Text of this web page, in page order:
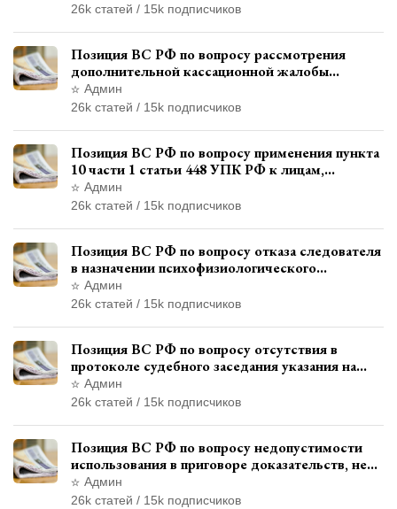
26k статей / 15k подписчиков
Позиция ВС РФ по вопросу рассмотрения
дополнительной кассационной жалобы
адвоката в кассационной инстанции
Админ
26k статей / 15k подписчиков
Позиция ВС РФ по вопросу применения пункта
10 части 1 статьи 448 УПК РФ к лицам,
уволенным из следственных органов
Админ
26k статей / 15k подписчиков
Позиция ВС РФ по вопросу отказа следователя
в назначении психофизиологического
исследования показаний обвиняемой с
использованием полиграфа
Админ
26k статей / 15k подписчиков
Позиция ВС РФ по вопросу отсутствия в
протоколе судебного заседания указания на
возможность выступления в прениях сторон
при наличии аудиозаписи
Админ
26k статей / 15k подписчиков
Позиция ВС РФ по вопросу недопустимости
использования в приговоре доказательств, не
исследованных в судебном заседании
Админ
26k статей / 15k подписчиков